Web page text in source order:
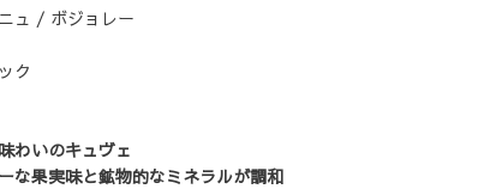
/ ボジョレー
ク
わいのキュヴェ
な果実味と鉱物的なミネラルが調和